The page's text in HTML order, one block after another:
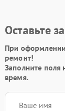
Оставьте
При
ремонт!
Заполните
время.